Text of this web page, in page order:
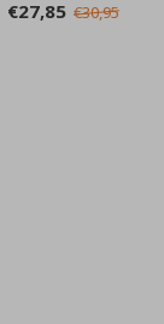
€27,85 €30,95